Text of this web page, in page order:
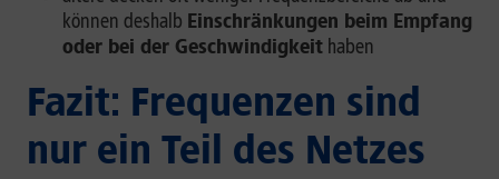
können deshalb Einschränkungen beim Empfang
oder bei der Geschwindigkeit haben
Fazit: Frequenzen sind
nur ein Teil des Netzes